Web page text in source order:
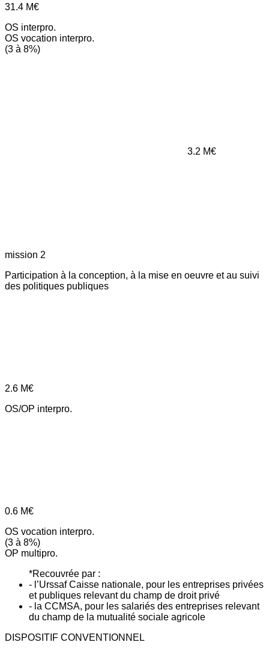
31.4 M€
OS interpro.
OS vocation interpro.
(3 à 8%)
3.2 M€
mission 2
Participation à la conception, à la mise en oeuvre et au suivi
des politiques publiques
2.6 M€
OS/OP interpro.
0.6 M€
OS vocation interpro.
(3 à 8%)
OP multipro.
*Recouvrée par :
- l’Urssaf Caisse nationale, pour les entreprises privées
et publiques relevant du champ de droit privé
- la CCMSA, pour les salariés des entreprises relevant
du champ de la mutualité sociale agricole
DISPOSITIF CONVENTIONNEL